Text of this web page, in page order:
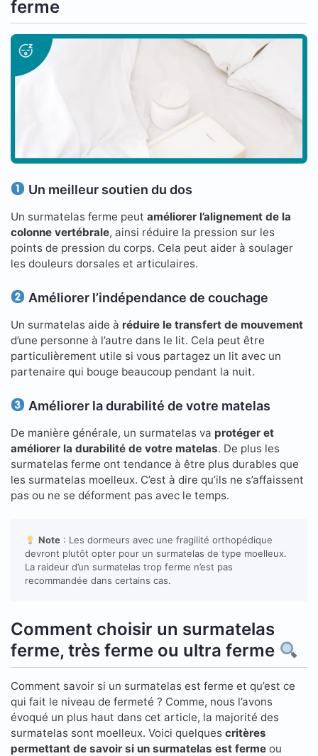
ferme
Un meilleur soutien du dos
Un surmatelas ferme peut améliorer l’alignement de la
colonne vertébrale, ainsi réduire la pression sur les
points de pression du corps. Cela peut aider à soulager
les douleurs dorsales et articulaires.
Améliorer l’indépendance de couchage
Un surmatelas aide à réduire le transfert de mouvement
d’une personne à l’autre dans le lit. Cela peut être
particulièrement utile si vous partagez un lit avec un
partenaire qui bouge beaucoup pendant la nuit.
Améliorer la durabilité de votre matelas
De manière générale, un surmatelas va protéger et
améliorer la durabilité de votre matelas. De plus les
surmatelas ferme ont tendance à être plus durables que
les surmatelas moelleux. C’est à dire qu’ils ne s’affaissent
pas ou ne se déforment pas avec le temps.
Note: Les dormeurs avec une fragilité orthopédique
devront plutôt opter pour un surmatelas de type moelleux.
La raideur d’un surmatelas trop ferme n’est pas
recommandée dans certains cas.
Comment choisir un surmatelas
ferme, très ferme ou ultra ferme
Comment savoir si un surmatelas est ferme et qu’est ce
qui fait le niveau de fermeté ? Comme, nous l’avons
évoqué un plus haut dans cet article, la majorité des
surmatelas sont moelleux. Voici quelques critères
permettant de savoir si un surmatelas est ferme ou